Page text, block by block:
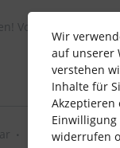
Volle Kraft voraus
Wir
auf unserer
verstehen
Inhalte für
Akzeptieren
widerrufen